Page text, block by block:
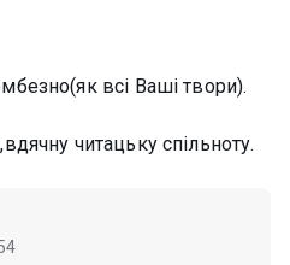
всі Ваші твори).
читацьку спільноту.